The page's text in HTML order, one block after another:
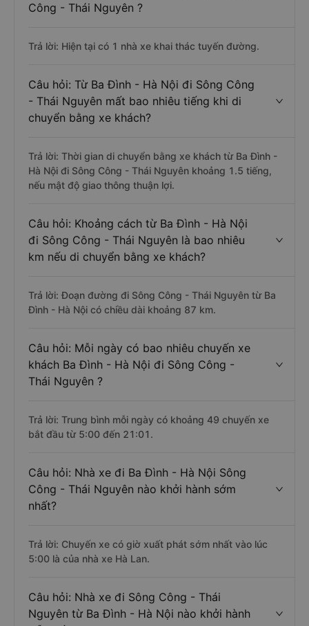
Công - Thái Nguyên ?
Trả lời: Hiện tại có 1 nhà xe khai thác tuyến đường.
Câu hỏi: Từ Ba Đình - Hà Nội đi Sông Công
- Thái Nguyên mất bao nhiêu tiếng khi di
chuyển bằng xe khách?
Trả lời: Thời gian di chuyển bằng xe khách từ Ba Đình -
Hà Nội đi Sông Công - Thái Nguyên khoảng 1.5 tiếng,
nếu mật độ giao thông thuận lợi.
Câu hỏi: Khoảng cách từ Ba Đình - Hà Nội
đi Sông Công - Thái Nguyên là bao nhiêu
km nếu di chuyển bằng xe khách?
Trả lời: Đoạn đường đi Sông Công - Thái Nguyên từ Ba
Đình - Hà Nội có chiều dài khoảng 87 km.
Câu hỏi: Mỗi ngày có bao nhiêu chuyến xe
khách Ba Đình - Hà Nội đi Sông Công -
Thái Nguyên ?
Trả lời: Trung bình mỗi ngày có khoảng 49 chuyến xe
bắt đầu từ 5:00 đến 21:01.
Câu hỏi: Nhà xe đi Ba Đình - Hà Nội Sông
Công - Thái Nguyên nào khởi hành sớm
nhất?
Trả lời: Chuyến xe có giờ xuất phát sớm nhất vào lúc
5:00 là của nhà xe Hà Lan.
Câu hỏi: Nhà xe đi Sông Công - Thái
Nguyên từ Ba Đình - Hà Nội nào khởi hành